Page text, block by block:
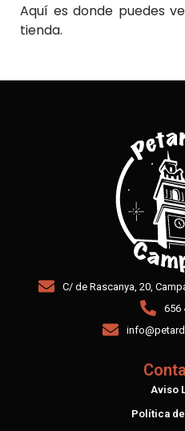
Aquí es donde puedes
tienda.
C/ de Rascanya, 20,
656
Aviso
Política